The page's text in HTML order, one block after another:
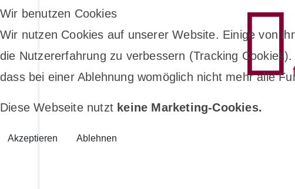
Wir benutzen Cookies
Wir nutzen Cookies auf unserer Website. Einige von
die Nutzererfahrung zu verbessern (Tracking
dass bei einer Ablehnung womöglich nicht mehr alle
Diese Webseite nutzt keine Marketing-Cookies.
Akzeptieren Ablehnen